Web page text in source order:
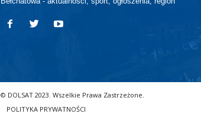
© DOLSAT 2023. Wszelkie Prawa Zastrzeżone.
POLITYKA PRYWATNOŚCI